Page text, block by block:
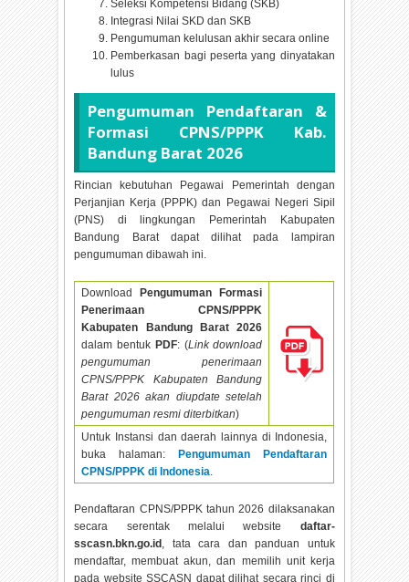
Seleksi Kompetensi Bidang (SKB)
Integrasi Nilai SKD dan SKB
Pengumuman kelulusan akhir secara online
Pemberkasan bagi peserta yang dinyatakan
lulus
Pengumuman Pendaftaran &
Formasi CPNS/PPPK Kab.
Bandung Barat 2026
Rincian kebutuhan Pegawai Pemerintah dengan
Perjanjian Kerja (PPPK) dan Pegawai Negeri Sipil
(PNS) di lingkungan Pemerintah Kabupaten
Bandung Barat dapat dilihat pada lampiran
pengumuman dibawah ini.
Download
Pengumuman Formasi
Penerimaan CPNS/PPPK
Kabupaten Bandung Barat2026
dalam bentuk PDF: (Link download
pengumuman penerimaan
CPNS/PPPK Kabupaten Bandung
Barat 2026 akan diupdate setelah
pengumuman resmi diterbitkan)
Untuk Instansi dan daerah lainnya di Indonesia,
buka halaman:
Pengumuman Pendaftaran
CPNS/PPPK di Indonesia.
Pendaftaran CPNS/PPPK tahun2026 dilaksanakan
secara serentak melalui website daftar-
sscasn.bkn.go.id , tata cara dan panduan untuk
mendaftar, membuat akun, dan memilih unit kerja
pada website SSCASN dapat dilihat secara rinci di